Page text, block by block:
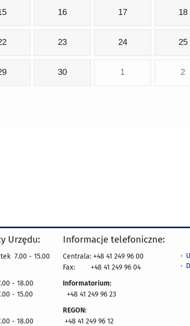
16 17 18
23 24 25
30 1 2
Urzędu:
7.00 - 15.00
- 18.00
- 15.00
- 18.00
Informacje telefoniczne:
Centrala: +48 41 249 96 00
Fax:
+48 41 249 96 04
Informatorium:
+48 41 249 96 23
REGON:
+48 41 249 96 12